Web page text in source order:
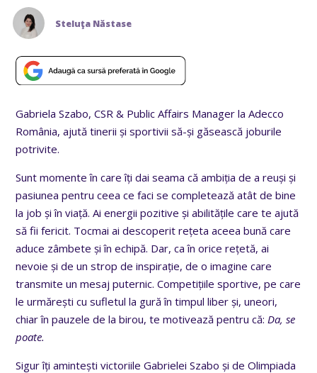
Steluţa Năstase
Gabriela Szabo, CSR & Public Affairs Manager la Adecco
România, ajută tinerii și sportivii să-și găsească joburile
potrivite.
Sunt momente în care îți dai seama că ambiția de a reuși și
pasiunea pentru ceea ce faci se completează atât de bine
la job și în viață. Ai energii pozitive și abilitățile care te ajută
să fii fericit. Tocmai ai descoperit rețeta aceea bună care
aduce zâmbete și în echipă. Dar, ca în orice rețetă, ai
nevoie și de un strop de inspirație, de o imagine care
transmite un mesaj puternic. Competițiile sportive, pe care
le urmărești cu sufletul la gură în timpul liber și, uneori,
chiar în pauzele de la birou, te motivează pentru că: Da, se
poate.
Sigur îți amintești victoriile Gabrielei Szabo și de Olimpiada